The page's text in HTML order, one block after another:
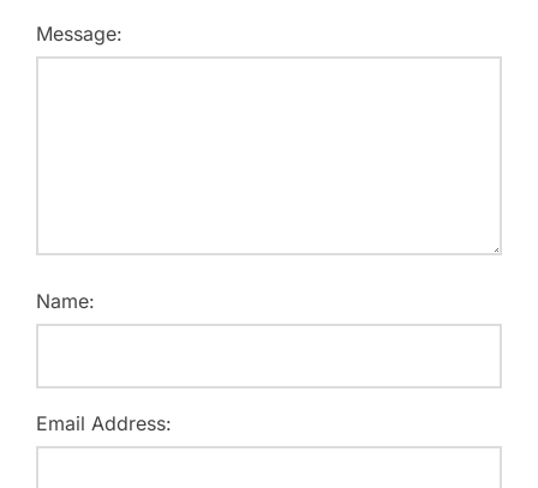
Message:
Name:
Email Address: